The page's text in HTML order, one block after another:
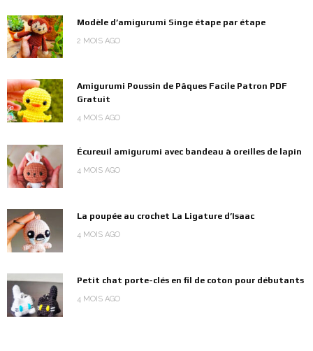
Modèle d’amigurumi Singe étape par étape
2 MOIS AGO
Amigurumi Poussin de Pâques Facile Patron PDF
Gratuit
4 MOIS AGO
Écureuil amigurumi avec bandeau à oreilles de lapin
4 MOIS AGO
La poupée au crochet La Ligature d’Isaac
4 MOIS AGO
Petit chat porte-clés en fil de coton pour débutants
4 MOIS AGO